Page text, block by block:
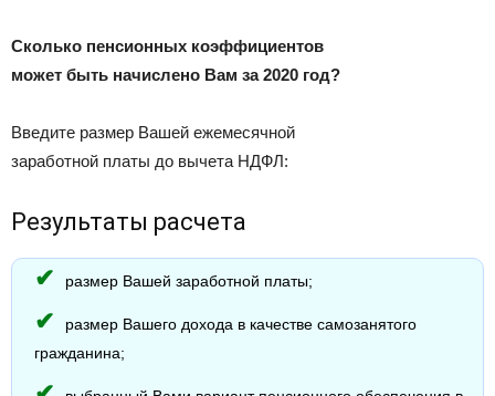
Сколько пенсионных коэффициентов
может быть начислено Вам за 2020 год?
Введите размер Вашей ежемесячной
заработной платы до вычета НДФЛ:
Результаты расчета
размер Вашей заработной платы;
размер Вашего дохода в качестве самозанятого
гражданина;